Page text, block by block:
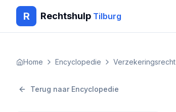
R Rechtshulp Tilburg
Home Encyclopedie Verzekeringsrecht
Terug naar Encyclopedie